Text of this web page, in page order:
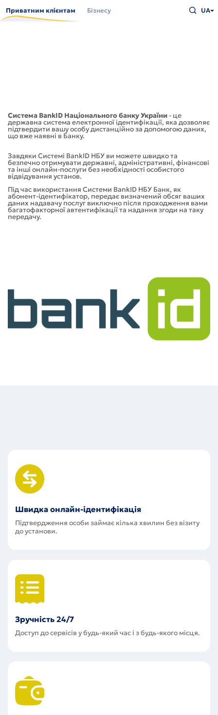
до
основного
Приватним клієнтам Бізнесу
що
UA
Система BankID Національного банку України - це
державна система електронної ідентифікації, яка дозволяє
підтвердити вашу особу дистанційно за допомогою даних,
що вже наявні в Банку.
Завдяки Системі BankID НБУ ви можете швидко та
безпечно отримувати державні, адміністративні, фінансові
та інші онлайн-послуги без необхідності особистого
відвідування установ.
Під час використання Системи BankID НБУ Банк, як
абонент-ідентифікатор, передає визначений обсяг ваших
даних надавачу послуг виключно після проходження вами
багатофакторної автентифікації та надання згоди на таку
передачу.
Швидка онлайн-ідентифікація
Підтвердження особи займає кілька хвилин без візиту
до установи.
Зручність 24/7
Доступ до сервісів у будь-який час і з будь-якого місця.